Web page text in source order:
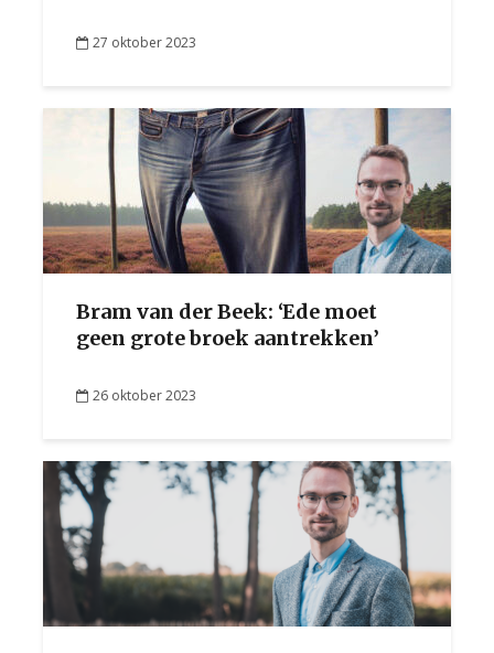
27 oktober 2023
Bram van der Beek: ‘Ede moet
geen grote broek aantrekken’
26 oktober 2023